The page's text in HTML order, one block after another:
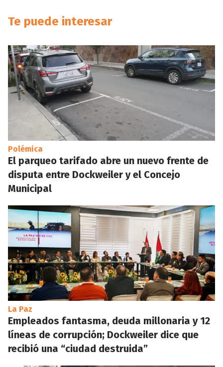
Te puede interesar
Polémica
El parqueo tarifado abre un nuevo frente de
disputa entre Dockweiler y el Concejo
Municipal
La Paz
Empleados fantasma, deuda millonaria y 12
líneas de corrupción; Dockweiler dice que
recibió una “ciudad destruida”